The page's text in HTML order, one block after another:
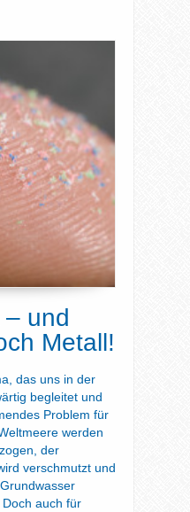
– und
Metall!
das uns in der
begleitet und
Problem für
werden
der
verschmutzt und
auch für